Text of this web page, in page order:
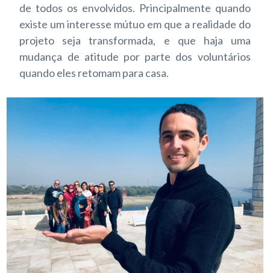
de todos os envolvidos. Principalmente quando
existe um interesse mútuo em que a realidade do
projeto seja transformada, e que haja uma
mudança de atitude por parte dos voluntários
quando eles retomam para casa.